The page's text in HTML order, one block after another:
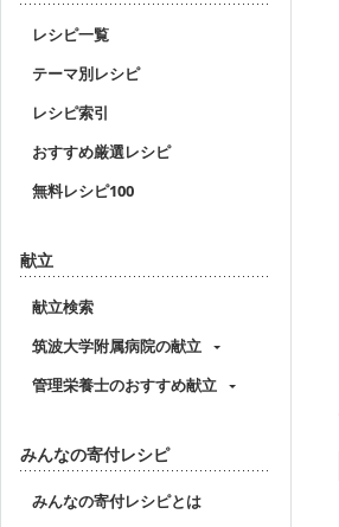
レシピ一覧
テーマ別レシピ
レシピ索引
おすすめ厳選レシピ
無料レシピ100
献立
献立検索
筑波大学附属病院の献立
管理栄養士のおすすめ献立
みんなの寄付レシピ
みんなの寄付レシピとは